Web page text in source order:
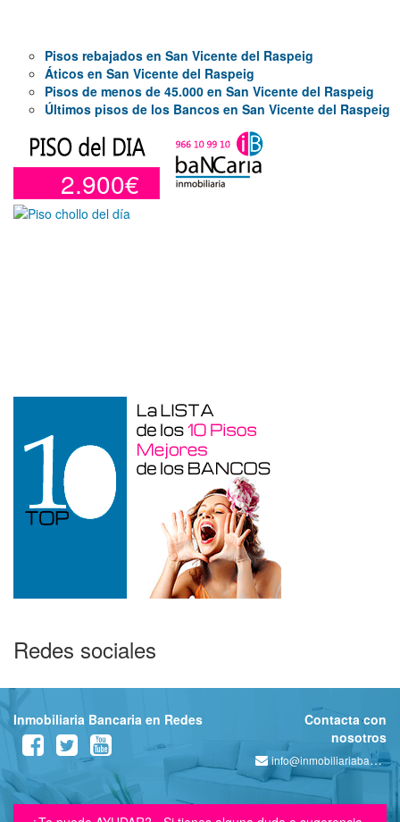
Pisos rebajados en San Vicente del Raspeig
Áticos en San Vicente del Raspeig
Pisos de menos de 45.000 en San Vicente del Raspeig
Últimos pisos de los Bancos en San Vicente del Raspeig
2.900€
Redes sociales
Inmobiliaria Bancaria en Redes
Contacta con
nosotros
info@inmobiliariabancaria.com